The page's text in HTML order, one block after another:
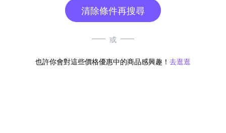
清除條件再搜尋
或
也許你會對這些價格優惠中的商品感興趣！ 去逛逛